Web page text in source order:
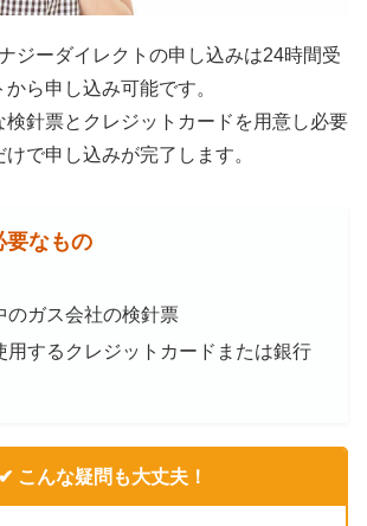
ジーダイレクトの申し込みは24時間受
ら申し込み可能です。
検針票とクレジットカードを用意し必要
で申し込みが完了します。
要なもの
のガス会社の検針票
用するクレジットカードまたは銀行
✔ こんな疑問も大丈夫！